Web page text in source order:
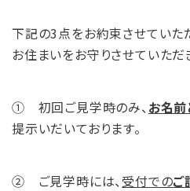
下記の3点をお約束させていた
お住まいをお守りさせていただ
① 初回ご見学時のみ、お名
提示いだいております。
② ご見学時には、受付でのご